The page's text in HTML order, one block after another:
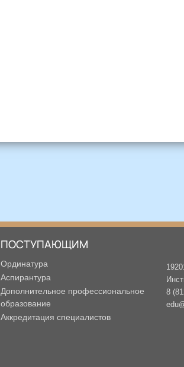
ПОСТУПАЮЩИМ
Ординатура
Аспирантура
Дополнительное профессиональное
образование
Аккредитация специалистов
8